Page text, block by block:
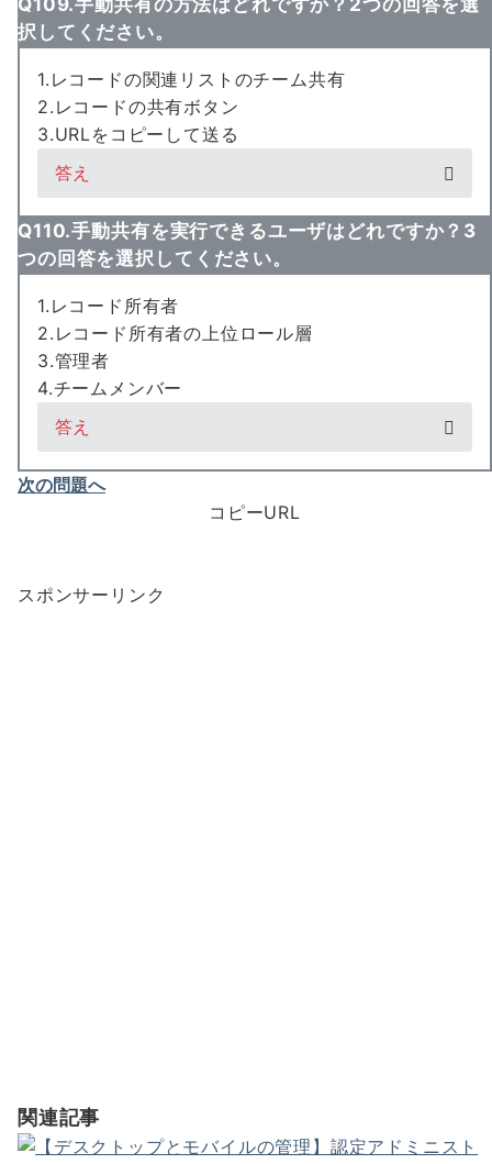
Q109.手動共有の方法はどれですか？2つの回答を選
択してください。
1.レコードの関連リストのチーム共有
2.レコードの共有ボタン
3.URLをコピーして送る
答え
Q110.手動共有を実行できるユーザはどれですか？3
つの回答を選択してください。
1.レコード所有者
2.レコード所有者の上位ロール層
3.管理者
4.チームメンバー
答え
次の問題へ
コピーURL
スポンサーリンク
関連記事